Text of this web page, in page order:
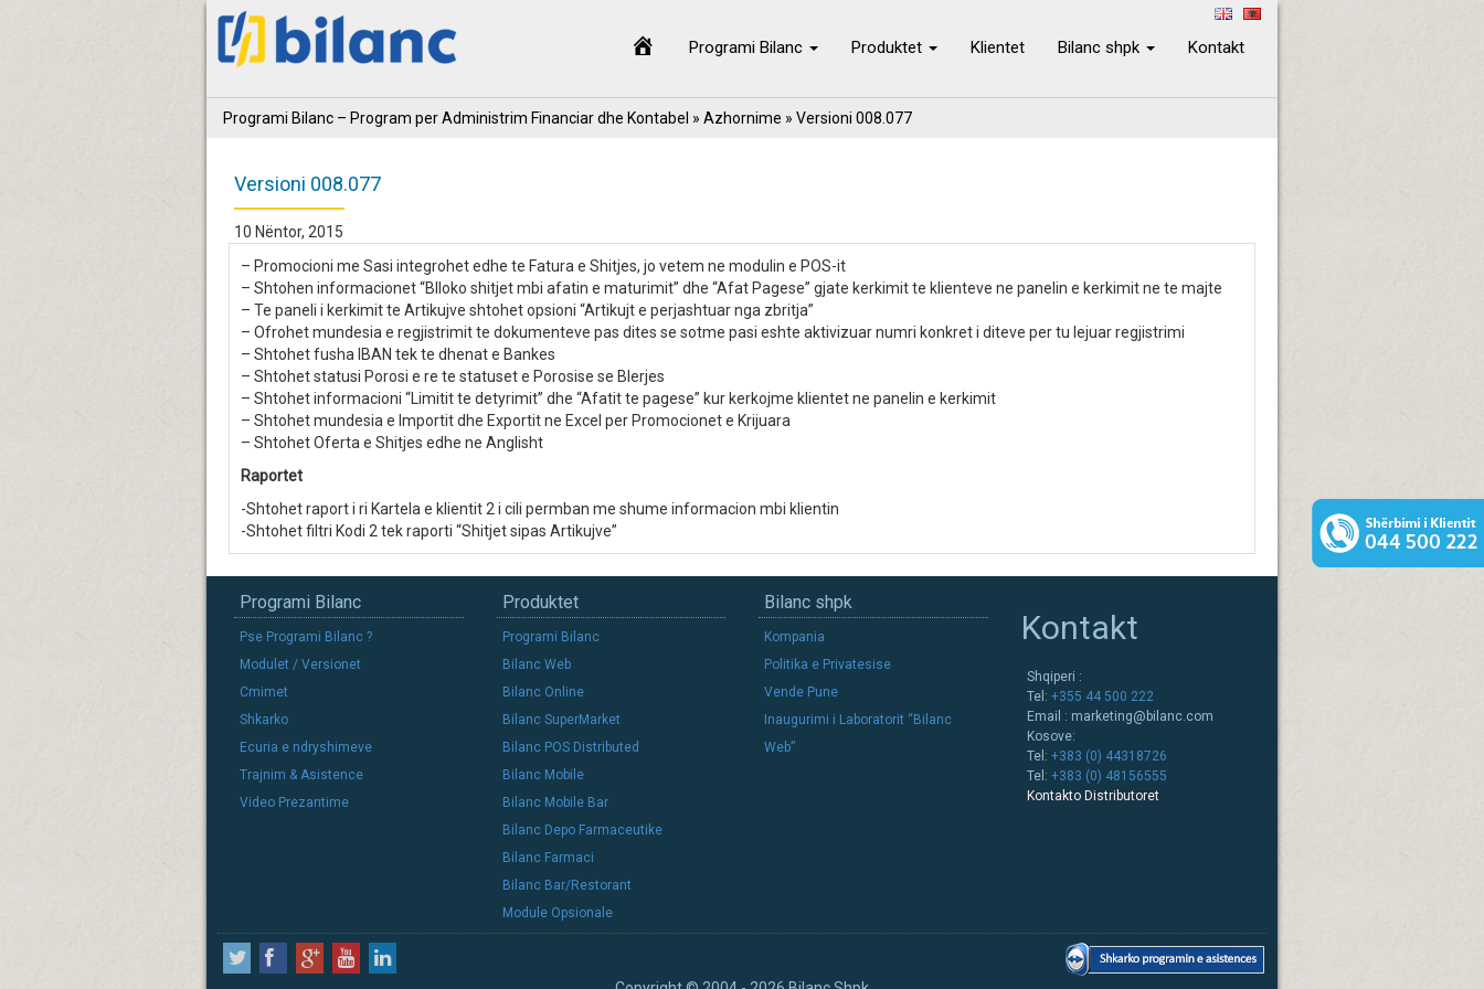
Programi Bilanc Produktet Klientet Bilanc shpk Kontakt
Programi Bilanc – Program per Administrim Financiar dhe Kontabel » Azhornime » Versioni 008.077
Versioni 008.077
10 Nëntor, 2015
– Promocioni me Sasi integrohet edhe te Fatura e Shitjes, jo vetem ne modulin e POS-it
– Shtohen informacionet “Blloko shitjet mbi afatin e maturimit” dhe “Afat Pagese” gjate kerkimit te klienteve ne panelin e kerkimit ne te majte
– Te paneli i kerkimit te Artikujve shtohet opsioni “Artikujt e perjashtuar nga zbritja”
– Ofrohet mundesia e regjistrimit te dokumenteve pas dites se sotme pasi eshte aktivizuar numri konkret i diteve per tu lejuar regjistrimi
– Shtohet fusha IBAN tek te dhenat e Bankes
– Shtohet statusi Porosi e re te statuset e Porosise se Blerjes
– Shtohet informacioni “Limitit te detyrimit” dhe “Afatit te pagese” kur kerkojme klientet ne panelin e kerkimit
– Shtohet mundesia e Importit dhe Exportit ne Excel per Promocionet e Krijuara
– Shtohet Oferta e Shitjes edhe ne Anglisht
Raportet
-Shtohet raport i ri Kartela e klientit 2 i cili permban me shume informacion mbi klientin
-Shtohet filtri Kodi 2 tek raporti “Shitjet sipas Artikujve”
Programi Bilanc
Pse Programi Bilanc ?
Modulet / Versionet
Cmimet
Shkarko
Ecuria e ndryshimeve
Trajnim & Asistence
Video Prezantime
Produktet
Programi Bilanc
Bilanc Web
Bilanc Online
Bilanc SuperMarket
Bilanc POS Distributed
Bilanc Mobile
Bilanc Mobile Bar
Bilanc Depo Farmaceutike
Bilanc Farmaci
Bilanc Bar/Restorant
Module Opsionale
Bilanc shpk
Kompania
Politika e Privatesise
Vende Pune
Inaugurimi i Laboratorit “Bilanc
Web”
Kontakt
Shqiperi :
Tel: +355 44 500 222
Email : marketing@bilanc.com
Kosove:
Tel: +383 (0) 44318726
Tel: +383 (0) 48156555
Kontakto Distributoret